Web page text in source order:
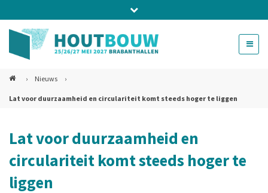
Bel ons voor info 0294 - 74 50 70
beurs@54events.nl
› Nieuws ›
Lat voor duurzaamheid en circulariteit komt steeds hoger te liggen
Lat voor duurzaamheid en
circulariteit komt steeds hoger te
liggen